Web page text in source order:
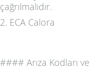
çağrılmalıdır.
2. ECA Calora
#### Arıza Kodları